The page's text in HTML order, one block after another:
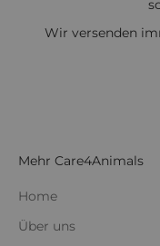
Wir versenden
Mehr Care4Animals
Home
Über uns